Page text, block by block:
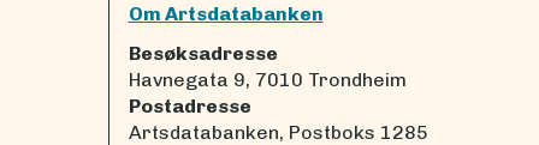
Om Artsdatabanken
Besøksadresse
Havnegata 9, 7010 Trondheim
Postadresse
Artsdatabanken, Postboks 1285